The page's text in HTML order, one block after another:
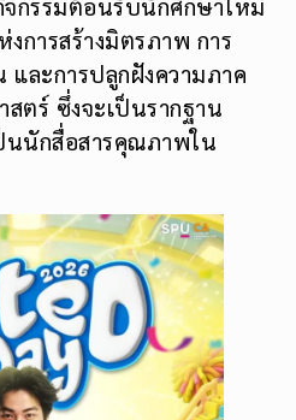
การสร้างมิตรภาพ การ
และการปลูกฝังความภาค
ตร์ ซึ่งจะเป็นรากฐาน
นนักสื่อสารคุณภาพใน